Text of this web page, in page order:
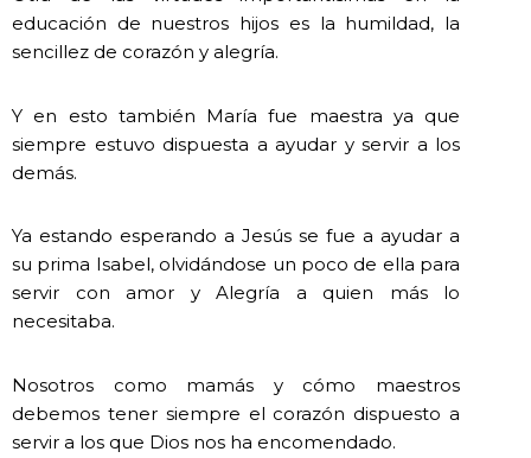
educación de nuestros hijos es la humildad, la
sencillez de corazón y alegría.
Y en esto también María fue maestra ya que
siempre estuvo dispuesta a ayudar y servir a los
demás.
Ya estando esperando a Jesús se fue a ayudar a
su prima Isabel, olvidándose un poco de ella para
servir con amor y Alegría a quien más lo
necesitaba.
Nosotros como mamás y cómo maestros
debemos tener siempre el corazón dispuesto a
servir a los que Dios nos ha encomendado.